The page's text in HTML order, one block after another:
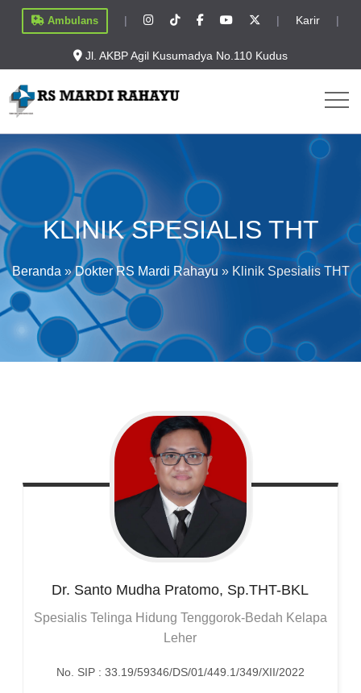
Ambulans | | Karir |
Jl. AKBP Agil Kusumadya No.110 Kudus
KLINIK SPESIALIS THT
Beranda »Dokter RS Mardi Rahayu » Klinik Spesialis THT
Dr. Santo Mudha Pratomo, Sp.THT-BKL
Spesialis Telinga Hidung Tenggorok-Bedah Kelapa
Leher
No. SIP : 33.19/59346/DS/01/449.1/349/XII/2022